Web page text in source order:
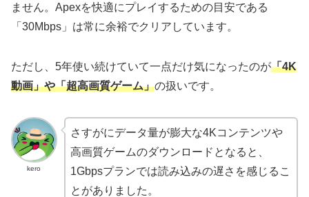
ません。Apexを快適にプレイするための目安である
「30Mbps」は常に余裕でクリアしています。
ただし、5年使い続けていて一点だけ気になったのが「4K
動画」や「超高画質ゲーム」の扱いです。
kero
さすがにデータ量が膨大な4Kコンテンツや
高画質ゲームのダウンロードとなると、
1Gbpsプランでは読み込みの遅さを感じるこ
とがありました。